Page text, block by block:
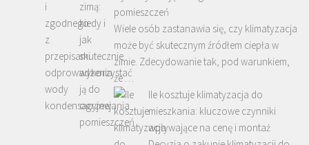
pomieszczeń
Wiele osób zastanawia się, czy klimatyzacja
może być skutecznym źródłem ciepła w
zimie. Zdecydowanie tak, pod warunkiem,
że …
Ile kosztuje klimatyzacja do
mieszkania: kluczowe czynniki
wpływające na cenę i montaż